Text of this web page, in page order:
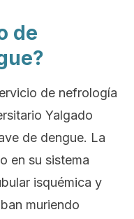
de
de nefrología
Yalgado
de dengue. La
en su sistema
isquémica y
muriendo